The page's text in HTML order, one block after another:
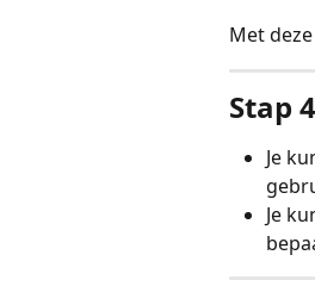
Met
Stap
Je
Je